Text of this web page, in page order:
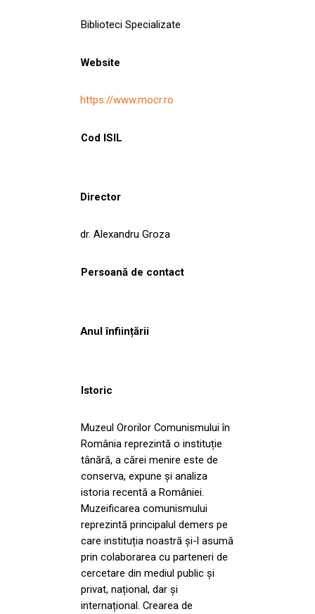
Biblioteci Specializate
Website
https://www.mocr.ro
Cod ISIL
Director
dr. Alexandru Groza
Persoană de contact
Anul înființării
Istoric
Muzeul Ororilor Comunismului în
România reprezintă o instituție
tânără, a cărei menire este de
conserva, expune și analiza
istoria recentă a României.
Muzeificarea comunismului
reprezintă principalul demers pe
care instituția noastră și-l asumă
prin colaborarea cu parteneri de
cercetare din mediul public și
privat, național, dar și
internațional. Crearea de